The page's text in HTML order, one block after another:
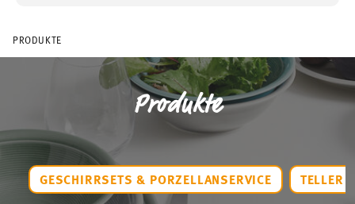
PRODUKTE
Produkte
GESCHIRRSETS & PORZELLANSERVICE TELLER